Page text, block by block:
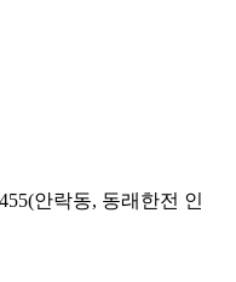
안락동, 동래한전 인